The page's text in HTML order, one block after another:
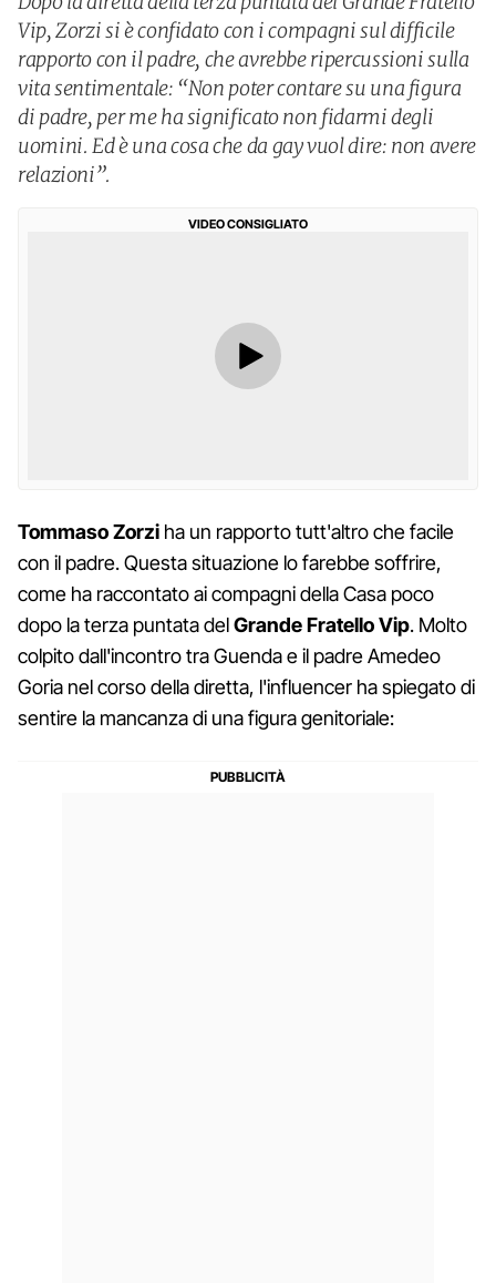
Vip, Zorzi si è confidato con i compagni sul difficile
rapporto con il padre, che avrebbe ripercussioni sulla
vita sentimentale: “Non poter contare su una figura
di padre, per me ha significato non fidarmi degli
uomini. Ed è una cosa che da gay vuol dire: non avere
relazioni”.
VIDEO CONSIGLIATO
Tommaso Zorzi ha un rapporto tutt'altro che facile
con il padre. Questa situazione lo farebbe soffrire,
come ha raccontato ai compagni della Casa poco
dopo la terza puntata delGrande Fratello Vip. Molto
colpito dall'incontro tra Guenda e il padre Amedeo
Goria nel corso della diretta, l'influencer ha spiegato di
sentire la mancanza di una figura genitoriale: